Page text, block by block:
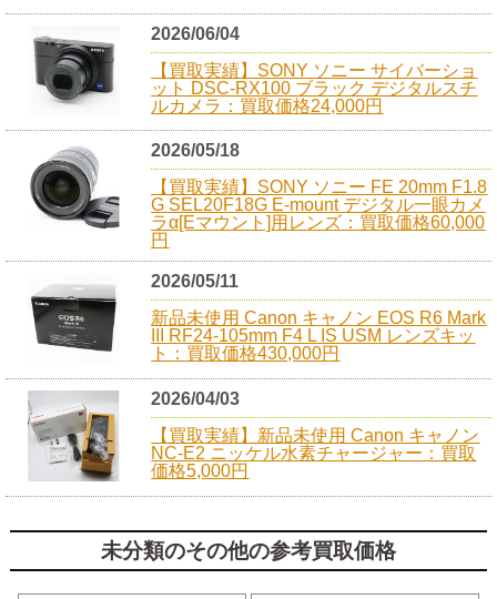
2026/06/04
【買取実績】SONY ソニー サイバーショ
ット DSC-RX100 ブラック デジタルスチ
ルカメラ：買取価格24,000円
2026/05/18
【買取実績】SONY ソニー FE 20mm F1.8
G SEL20F18G E-mount デジタル一眼カメ
ラα[Eマウント]用レンズ：買取価格60,000
円
2026/05/11
新品未使用 Canon キャノン EOS R6 Mark
III RF24-105mm F4 L IS USM レンズキッ
ト：買取価格430,000円
2026/04/03
【買取実績】新品未使用 Canon キャノン
NC-E2 ニッケル水素チャージャー：買取
価格5,000円
未分類のその他の参考買取価格